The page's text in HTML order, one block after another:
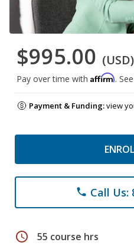
$995.00 (USD)
Pay over time with Affirm.
Payment & Funding:view
phone Call Us:
schedule 55 course hrs